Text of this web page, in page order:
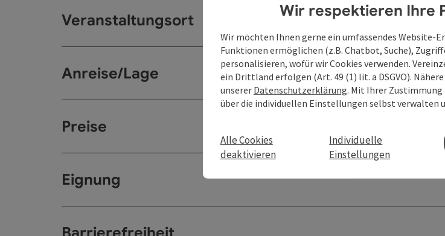
Veranstaltungsort
Anreise/Lage
Preise
Eignung
Wir respektieren Ihre
Wir möchten Ihnen gerne ein umfassendes Website-
Funktionen ermöglichen (z.B. Chatbot, Suche),
personalisieren, wofür wir Cookies verwenden.
ein Drittland erfolgen (Art. 49 (1) lit. a DSGVO).
unserer Datenschutzerklärung. Mit Ihrer Zustimmung
über die individuellen Einstellungen selbst verwalten
Alle Cookies
deaktivieren
Individuelle
Einstellungen